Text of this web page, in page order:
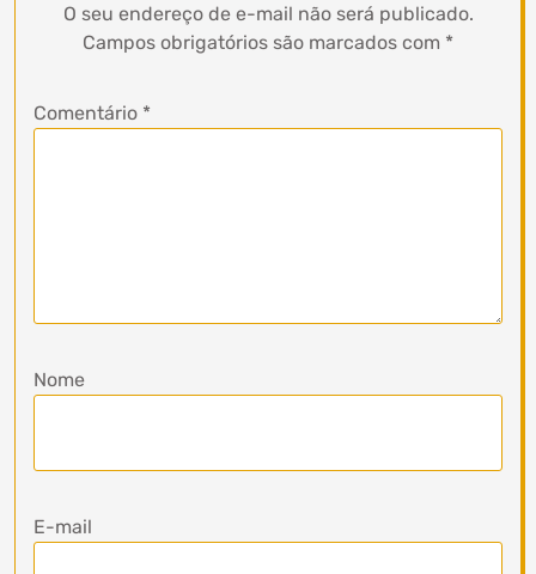
O seu endereço de e-mail não será publicado.
Campos obrigatórios são marcados com *
Comentário *
Nome
E-mail